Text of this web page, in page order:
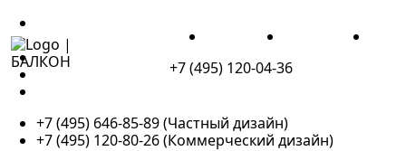
ДЛЯ ЖИЗНИ ДЛЯ БИЗНЕСА
+7 (495) 120-04-36
ДЛЯ ЖИЗНИ
ДЛЯ БИЗНЕСА
+7 (495) 646-85-89 (Частный дизайн)
+7 (495) 120-80-26 (Коммерческий дизайн)